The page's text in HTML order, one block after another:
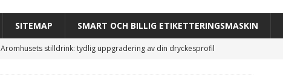
SITEMAP SMART OCH BILLIG ETIKETTERINGSMASKIN
Aromhusets stilldrink: tydlig uppgradering av din dryckesprofil